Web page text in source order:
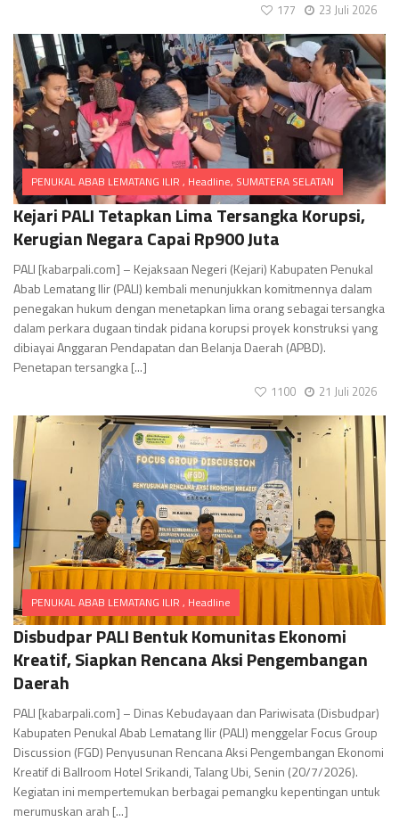
23 Juli 2026
177
PENUKAL ABAB LEMATANG ILIR , Headline, SUMATERA SELATAN
Comments
Kejari PALI Tetapkan Lima Tersangka Korupsi,
Kerugian Negara Capai Rp900 Juta
PALI [kabarpali.com] – Kejaksaan Negeri (Kejari) Kabupaten Penukal
Abab Lematang Ilir (PALI) kembali menunjukkan komitmennya dalam
penegakan hukum dengan menetapkan lima orang sebagai tersangka
dalam perkara dugaan tindak pidana korupsi proyek konstruksi yang
dibiayai Anggaran Pendapatan dan Belanja Daerah (APBD).
Penetapan tersangka [...]
21 Juli 2026
1100
PENUKAL ABAB LEMATANG ILIR , Headline
Comments
Disbudpar PALI Bentuk Komunitas Ekonomi
Kreatif, Siapkan Rencana Aksi Pengembangan
Daerah
PALI [kabarpali.com] – Dinas Kebudayaan dan Pariwisata (Disbudpar)
Kabupaten Penukal Abab Lematang Ilir (PALI) menggelar Focus Group
Discussion (FGD) Penyusunan Rencana Aksi Pengembangan Ekonomi
Kreatif di Ballroom Hotel Srikandi, Talang Ubi, Senin (20/7/2026).
Kegiatan ini mempertemukan berbagai pemangku kepentingan untuk
merumuskan arah [...]